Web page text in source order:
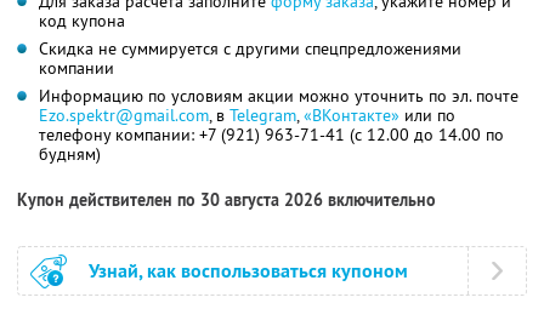
код купона
Скидка не суммируется с другими спецпредложениями
компании
Информацию по условиям акции можно уточнить по эл. почте
Ezo.spektr@gmail.com, в Telegram,«ВКонтакте» или по
телефону компании: +7 (921) 963-71-41 (с 12.00 до 14.00 по
будням)
Купон действителен по 30 августа 2026 включительно
Узнай, как воспользоваться купоном